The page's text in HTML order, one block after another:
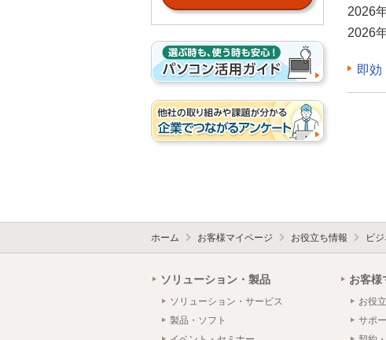
2026
2026
即効
ホーム お客様マイページ お役立ち情報 ビ
ソリューション・製品
ソリューション・サービス
製品・ソフト
お客様
お役
サポ